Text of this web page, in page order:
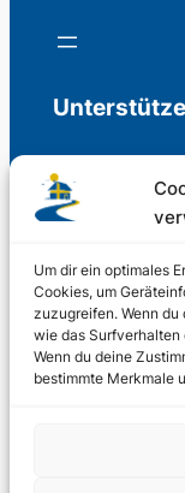
Um dir ein optimales
Cookies, um
zuzugreifen. Wenn
wie das Surfverhalten
Wenn du deine
bestimmte Merkmale
Freiwillige
Support us
© 2002